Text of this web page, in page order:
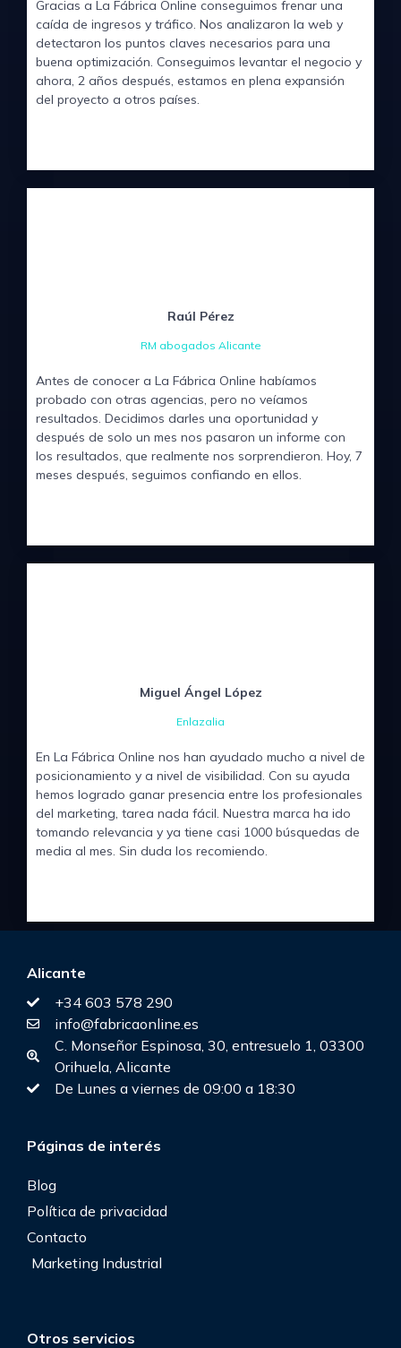
Gracias a La Fábrica Online conseguimos frenar una
caída de ingresos y tráfico. Nos analizaron la web y
detectaron los puntos claves necesarios para una
buena optimización. Conseguimos levantar el negocio y
ahora, 2 años después, estamos en plena expansión
del proyecto a otros países.
Raúl Pérez
RM abogados Alicante
Antes de conocer a La Fábrica Online habíamos
probado con otras agencias, pero no veíamos
resultados. Decidimos darles una oportunidad y
después de solo un mes nos pasaron un informe con
los resultados, que realmente nos sorprendieron. Hoy, 7
meses después, seguimos confiando en ellos.
Miguel Ángel López
Enlazalia
En La Fábrica Online nos han ayudado mucho a nivel de
posicionamiento y a nivel de visibilidad. Con su ayuda
hemos logrado ganar presencia entre los profesionales
del marketing, tarea nada fácil. Nuestra marca ha ido
tomando relevancia y ya tiene casi 1000 búsquedas de
media al mes. Sin duda los recomiendo.
Otros servicios
Páginas de interés
Blog
Política de privacidad
Contacto
Marketing Industrial
Alicante
+34 603 578 290
info@fabricaonline.es
C. Monseñor Espinosa, 30, entresuelo 1, 03300
Orihuela, Alicante
De Lunes a viernes de 09:00 a 18:30